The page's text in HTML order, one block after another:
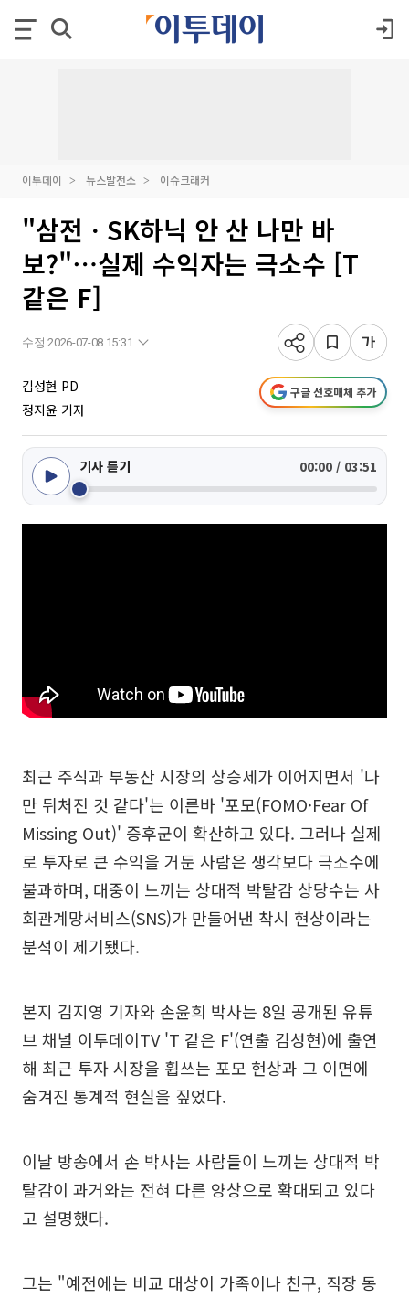
이투데이 뉴스발전소 이슈크래커
"삼전ㆍSK하닉 안 산 나만 바
보?"⋯실제 수익자는 극소수 [T
같은 F]
수정 2026-07-08 15:31
김성현 PD
정지윤 기자
구글 선호매체 추가
기사 듣기 00:00 / 03:51
최근 주식과 부동산 시장의 상승세가 이어지면서 '나
만 뒤처진 것 같다'는 이른바 '포모(FOMO·Fear Of
Missing Out)' 증후군이 확산하고 있다. 그러나 실제
로 투자로 큰 수익을 거둔 사람은 생각보다 극소수에
불과하며, 대중이 느끼는 상대적 박탈감 상당수는 사
회관계망서비스(SNS)가 만들어낸 착시 현상이라는
분석이 제기됐다.
본지 김지영 기자와 손윤희 박사는 8일 공개된 유튜
브 채널 이투데이TV 'T 같은 F'(연출 김성현)에 출연
해 최근 투자 시장을 휩쓰는 포모 현상과 그 이면에
숨겨진 통계적 현실을 짚었다.
이날 방송에서 손 박사는 사람들이 느끼는 상대적 박
탈감이 과거와는 전혀 다른 양상으로 확대되고 있다
고 설명했다.
그는 "예전에는 비교 대상이 가족이나 친구, 직장 동